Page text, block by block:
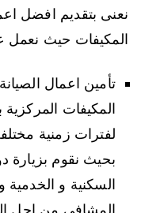
نعنى بتقديم افضل
المكيفات حيث نعمل
تأمين اعمال
المكيفات
بحيث نقوم بزيارة
السكنية و
المشافي من اجل